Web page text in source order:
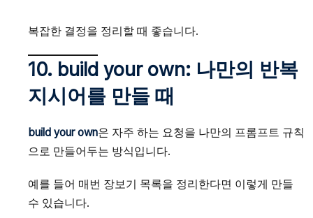
복잡한 결정을 정리할 때 좋습니다.
10. build your own: 나만의 반복
지시어를 만들 때
build your own은 자주 하는 요청을 나만의 프롬프트 규칙
으로 만들어두는 방식입니다.
예를 들어 매번 장보기 목록을 정리한다면 이렇게 만들
수 있습니다.